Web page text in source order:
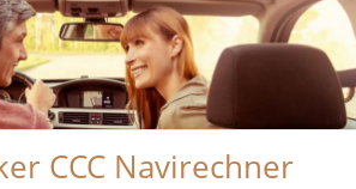
CCC Navirechner